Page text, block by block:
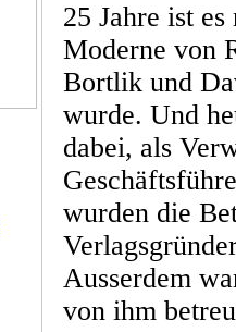
25 Jahre ist
Moderne von
Bortlik und
wurde. Und
dabei, als
wurden die
Ausserdem
von ihm